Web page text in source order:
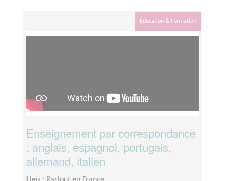
Éducation & Formation
Enseignement par correspondance
: anglais, espagnol, portugais,
allemand, italien